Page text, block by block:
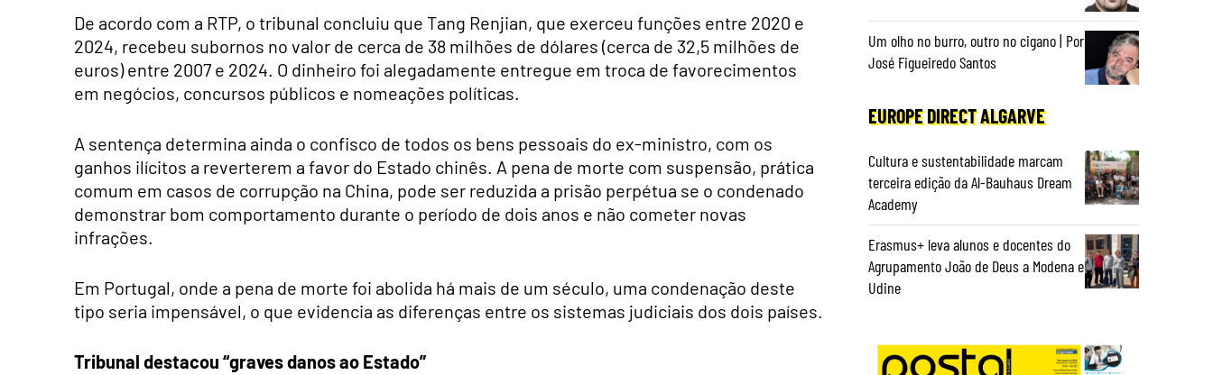
De acordo com a RTP, o tribunal concluiu que Tang Renjian, que exerceu funções entre 2020 e
2024, recebeu subornos no valor de cerca de 38 milhões de dólares (cerca de 32,5 milhões de
euros) entre 2007 e 2024. O dinheiro foi alegadamente entregue em troca de favorecimentos
em negócios, concursos públicos e nomeações políticas.
A sentença determina ainda o confisco de todos os bens pessoais do ex-ministro, com os
ganhos ilícitos a reverterem a favor do Estado chinês. A pena de morte com suspensão, prática
comum em casos de corrupção na China, pode ser reduzida a prisão perpétua se o condenado
demonstrar bom comportamento durante o período de dois anos e não cometer novas
infrações.
Em Portugal, onde a pena de morte foi abolida há mais de um século, uma condenação deste
tipo seria impensável, o que evidencia as diferenças entre os sistemas judiciais dos dois países.
Tribunal destacou “graves danos ao Estado”
Um olho no burro, outro no cigano | Por
José Figueiredo Santos
EUROPE DIRECT ALGARVE
Cultura e sustentabilidade marcam
terceira edição da Al-Bauhaus Dream
Academy
Erasmus+ leva alunos e docentes do
Agrupamento João de Deus a Modena e
Udine